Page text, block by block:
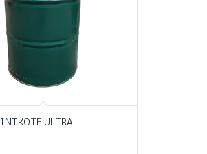
ULTRA